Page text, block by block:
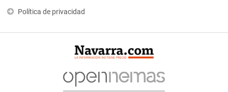
Política de privacidad